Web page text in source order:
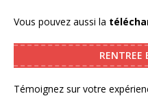
Vous pouvez aussi la
RENTREE
Témoignez sur votre